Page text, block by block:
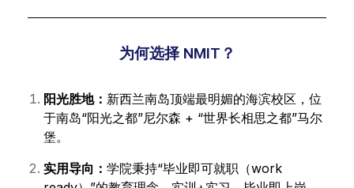
为何选择 NMIT？
阳光胜地： 新西兰南岛顶端最明媚的海滨校区，位
于南岛“阳光之都”尼尔森 + “世界长相思之都”马尔
堡。
实用导向： 学院秉持“毕业即可就职（work